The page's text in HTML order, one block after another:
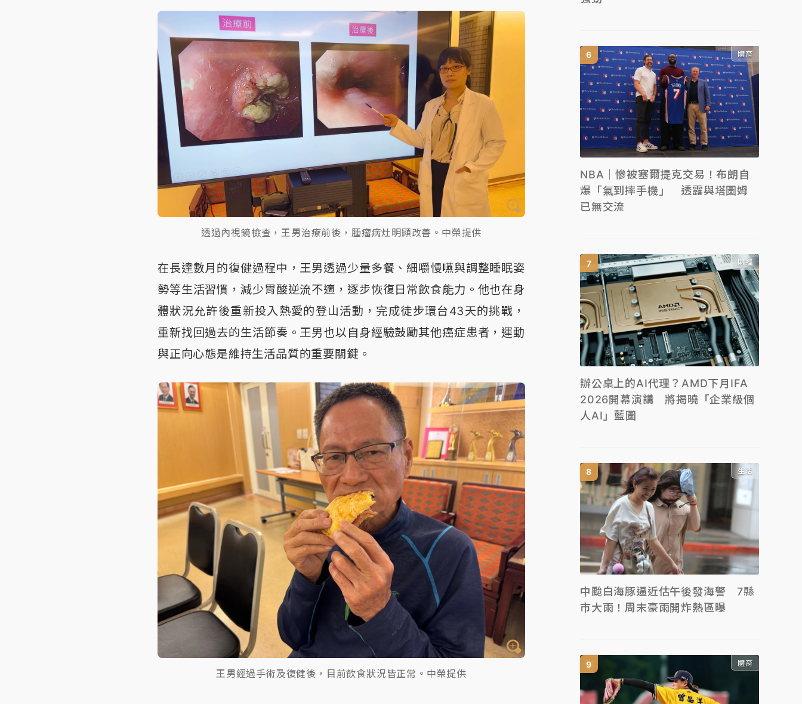
透過內視鏡檢查，王男治療前後，腫瘤病灶明顯改善。中榮提供
在長達數月的復健過程中，王男透過少量多餐、細嚼慢嚥與調整睡眠姿
勢等生活習慣，減少胃酸逆流不適，逐步恢復日常飲食能力。他也在身
體狀況允許後重新投入熱愛的登山活動，完成徒步環台43天的挑戰，
重新找回過去的生活節奏。王男也以自身經驗鼓勵其他癌症患者，運動
與正向心態是維持生活品質的重要關鍵。
王男經過手術及復健後，目前飲食狀況皆正常。中榮提供
體育
NBA｜慘被塞爾提克交易！布朗自
爆「氣到摔手機」 透露與塔圖姆
已無交流
財經
辦公桌上的AI代理？AMD下月IFA
2026開幕演講 將揭曉「企業級個
人AI」藍圖
生活
中颱白海豚逼近估午後發海警 7縣
市大雨！周末豪雨開炸熱區曝
體育